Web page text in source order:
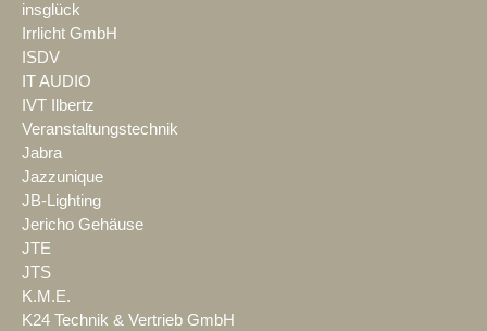
insglück
Irrlicht GmbH
ISDV
IT AUDIO
IVT Ilbertz
Veranstaltungstechnik
Jabra
Jazzunique
JB-Lighting
Jericho Gehäuse
JTE
JTS
K.M.E.
K24 Technik & Vertrieb GmbH